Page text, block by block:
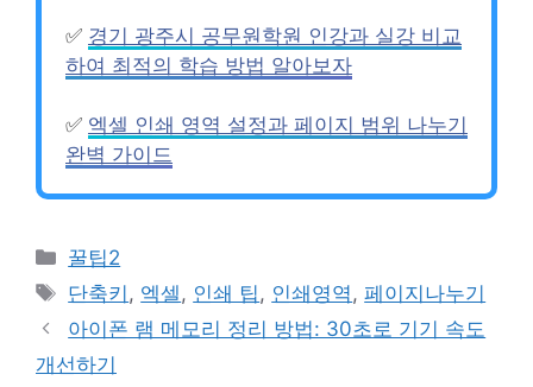
✅ 경기 광주시 공무원학원 인강과 실강 비교
하여 최적의 학습 방법 알아보자
✅ 엑셀 인쇄 영역 설정과 페이지 범위 나누기
완벽 가이드
Categories
꿀팁2
Tags
단축키 , 엑셀, 인쇄 팁, 인쇄영역,페이지나누기
아이폰 램 메모리 정리 방법: 30초로 기기 속도
개선하기